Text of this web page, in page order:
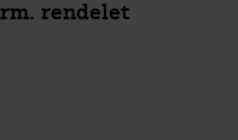
rendelet